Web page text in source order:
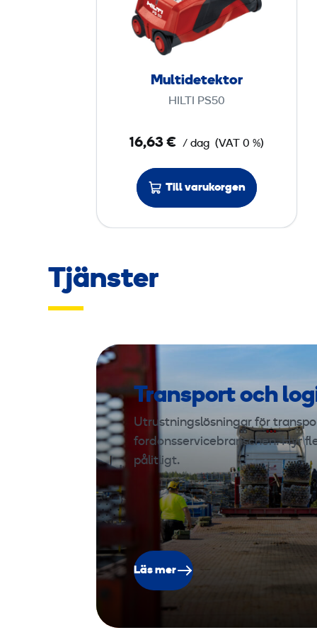
t
i
t
o
r
Multidetektor
HILTI PS50
16,63 € / dag (VAT 0 %)
Till varukorgen
Tjänster
Transport och
Utrustningslösningar för
fordonsservicebranschen. Hyr
pålitligt.
Läs mer